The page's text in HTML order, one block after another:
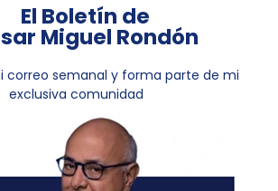
El Boletín de
Miguel Rondón
correo semanal y forma parte de mi
exclusiva comunidad